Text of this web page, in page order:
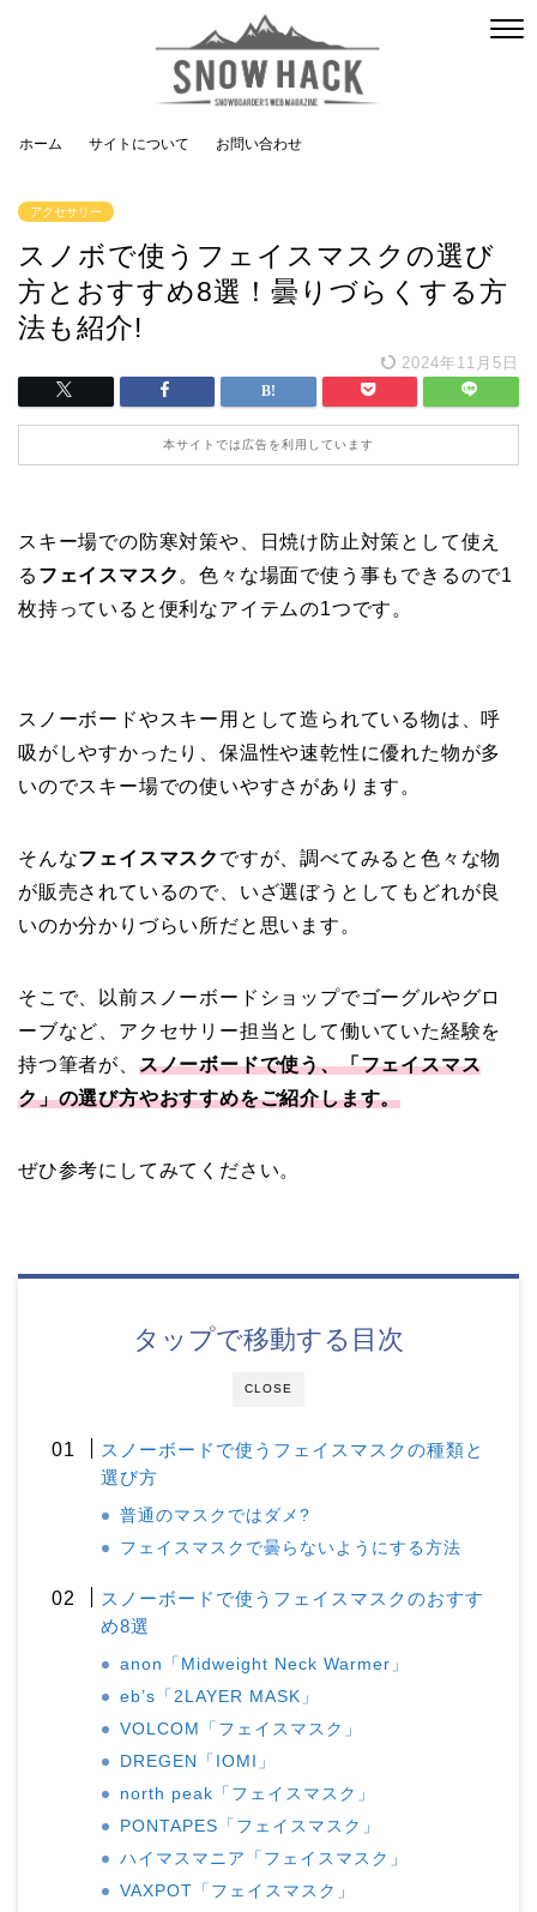
ホーム サイトについて お問い合わせ
アクセサリー
スノボで使うフェイスマスクの選び
方とおすすめ8選！曇りづらくする方
法も紹介!
2024年11月5日
本サイトでは広告を利用しています
スキー場での防寒対策や、日焼け防止対策として使え
る フェイスマスク 。色々な場面で使う事もできるので1
枚持っていると便利なアイテムの1つです。
スノーボードやスキー用として造られている物は、呼
吸がしやすかったり、保温性や速乾性に優れた物が多
いのでスキー場での使いやすさがあります。
そんなフェイスマスク ですが、調べてみると色々な物
が販売されているので、いざ選ぼうとしてもどれが良
いのか分かりづらい所だと思います。
そこで、以前スノーボードショップでゴーグルやグロ
ーブなど、アクセサリー担当として働いていた経験を
持つ筆者が、 スノーボードで使う、「フェイスマス
ク」の選び方やおすすめをご紹介します。
ぜひ参考にしてみてください。
CLOSE
タップで移動する目次
スノーボードで使うフェイスマスクの種類と
選び方
普通のマスクではダメ?
フェイスマスクで曇らないようにする方法
スノーボードで使うフェイスマスクのおすす
め8選
anon「Midweight Neck Warmer」
eb’s「2LAYER MASK」
VOLCOM「フェイスマスク」
DREGEN「IOMI」
north peak「フェイスマスク」
PONTAPES「フェイスマスク」
ハイマスマニア「フェイスマスク」
VAXPOT「フェイスマスク」